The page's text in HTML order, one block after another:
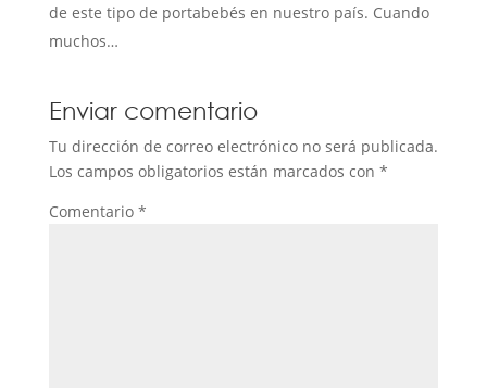
de este tipo de portabebés en nuestro país. Cuando
muchos…
Enviar comentario
Tu dirección de correo electrónico no será publicada.
Los campos obligatorios están marcados con *
Comentario *